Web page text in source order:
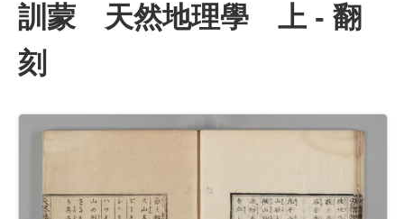
訓蒙 天然地理學 上 - 翻
刻